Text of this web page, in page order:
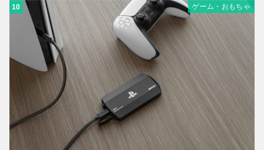
10 ゲーム・おもちゃ